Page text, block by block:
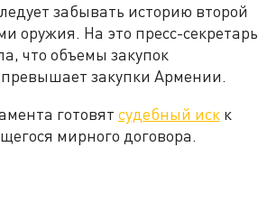
забывать историю второй
оружия. На это пресс-секретарь
что объемы закупок
закупки Армении.
готовят судебный иск к
мирного договора.